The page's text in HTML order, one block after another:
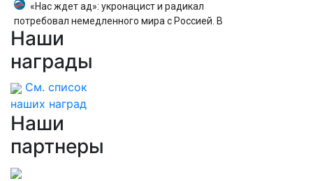
«Нас ждет ад»: укронацист и радикал
потребовал немедленного мира с Россией. В
чем хитрость?
Наши
награды
См. список
наших наград
Наши
партнеры